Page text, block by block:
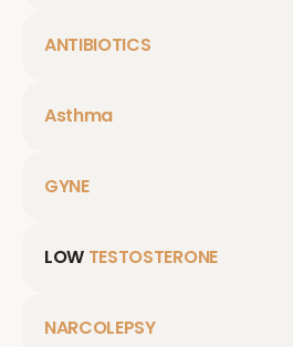
ANTIBIOTICS
Asthma
GYNE
LOW TESTOSTERONE
NARCOLEPSY